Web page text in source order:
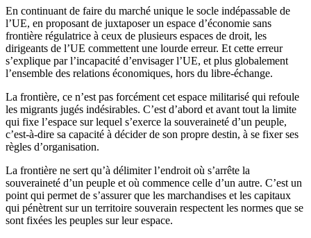
En continuant de faire du marché unique le socle indépassable de
l’UE, en proposant de juxtaposer un espace d’économie sans
frontière régulatrice à ceux de plusieurs espaces de droit, les
dirigeants de l’UE commettent une lourde erreur. Et cette erreur
s’explique par l’incapacité d’envisager l’UE, et plus globalement
l’ensemble des relations économiques, hors du libre-échange.
La frontière, ce n’est pas forcément cet espace militarisé qui refoule
les migrants jugés indésirables. C’est d’abord et avant tout la limite
qui fixe l’espace sur lequel s’exerce la souveraineté d’un peuple,
c’est-à-dire sa capacité à décider de son propre destin, à se fixer ses
règles d’organisation.
La frontière ne sert qu’à délimiter l’endroit où s’arrête la
souveraineté d’un peuple et où commence celle d’un autre. C’est un
point qui permet de s’assurer que les marchandises et les capitaux
qui pénètrent sur un territoire souverain respectent les normes que se
sont fixées les peuples sur leur espace.